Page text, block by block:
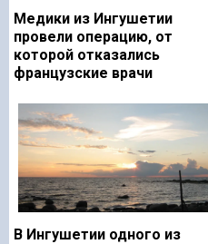
Медики из Ингушетии
провели операцию, от
которой отказались
французские врачи
В Ингушетии одного из